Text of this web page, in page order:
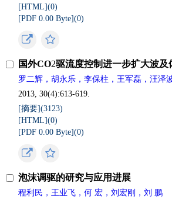
[HTML](0)
[PDF 0.00 Byte](0)
国外CO2驱流度控制进一步扩大波及
罗二辉，胡永乐，李保柱，王军磊，汪泽
2013, 30(4):613-619.
[摘要](3123)
[HTML](0)
[PDF 0.00 Byte](0)
泡沫调驱的研究与应用进展
程利民，王业飞，何 宏，刘宏刚，刘 鹏